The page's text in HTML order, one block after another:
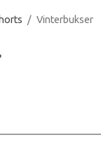
/ Vinterbukser